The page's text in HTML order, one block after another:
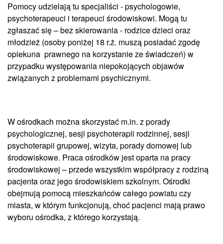
Pomocy udzielają tu specjaliści - psychologowie,
psychoterapeuci i terapeuci środowiskowi. Mogą tu
zgłaszać się – bez skierowania - rodzice dzieci oraz
młodzież (osoby poniżej 18 r.ż. muszą posiadać zgodę
opiekuna prawnego na korzystanie ze świadczeń) w
przypadku występowania niepokojących objawów
związanych z problemami psychicznymi.
W ośrodkach można skorzystać m.in. z porady
psychologicznej, sesji psychoterapii rodzinnej, sesji
psychoterapii grupowej, wizyta, porady domowej lub
środowiskowe. Praca ośrodków jest oparta na pracy
środowiskowej – przede wszystkim współpracy z rodziną
pacjenta oraz jego środowiskiem szkolnym. Ośrodki
obejmują pomocą mieszkańców całego powiatu czy
miasta, w którym funkcjonują, choć pacjenci mają prawo
wyboru ośrodka, z którego korzystają.